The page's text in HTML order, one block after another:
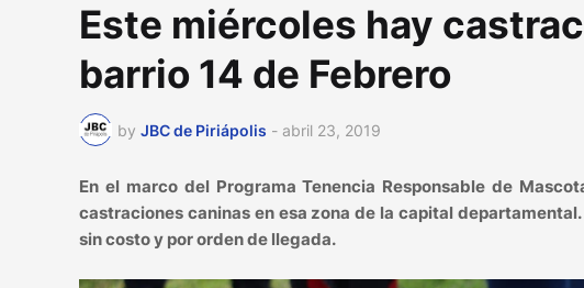
Este miércoles hay
barrio 14 de Febrero
by JBC de Piriápolis - abril 23, 2019
En el marco del Programa Tenencia Responsable de
castraciones caninas en esa zona de la capital
sin costo y por orden de llegada.